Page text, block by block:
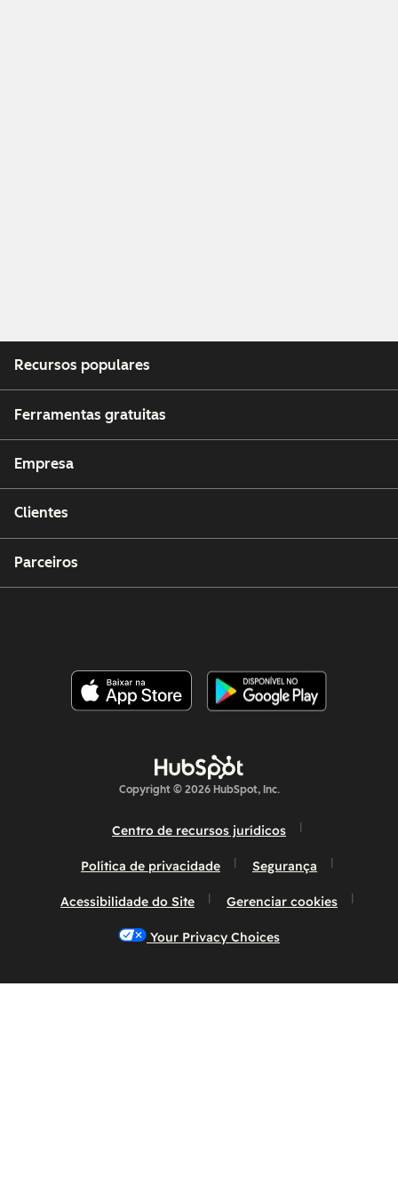
Recursos populares
Ferramentas gratuitas
Empresa
Clientes
Parceiros
Copyright © 2026 HubSpot, Inc.
Centro de recursos jurídicos
Política de privacidade Segurança
Acessibilidade do Site Gerenciar cookies
Your Privacy Choices